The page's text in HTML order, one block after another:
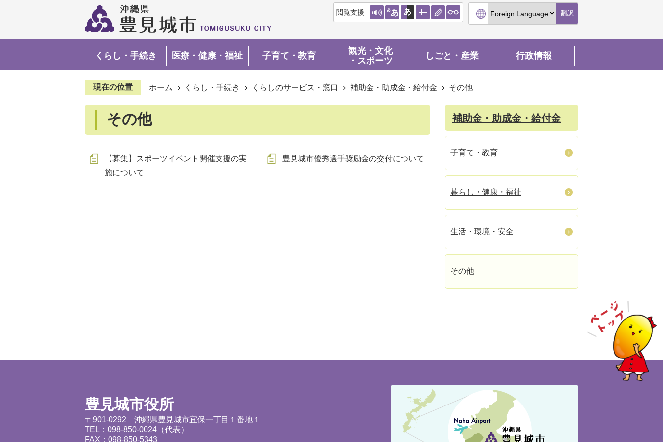
閲覧支援 翻訳
くらし・手続き 医療・健康・福祉 子育て・教育
観光・文化
・スポーツ
しごと・産業 行政情報
現在の位置 ホーム くらし・手続き くらしのサービス・窓口 補助金・助成金・給付金 その他
その他
【募集】スポーツイベント開催支援の実
施について
豊見城市優秀選手奨励金の交付について
補助金・助成金・給付金
子育て・教育
暮らし・健康・福祉
生活・環境・安全
その他
豊見城市役所
〒901-0292 沖縄県豊見城市宜保一丁目１番地１
TEL：098-850-0024（代表）
FAX：098-850-5343